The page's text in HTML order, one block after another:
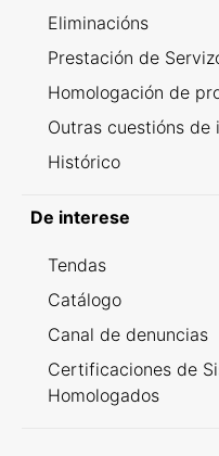
Eliminacións
Prestación de
Homologación de
Outras cuestións de
Histórico
De interese
Tendas
Catálogo
Canal de denuncias
Certificaciones de
Homologados